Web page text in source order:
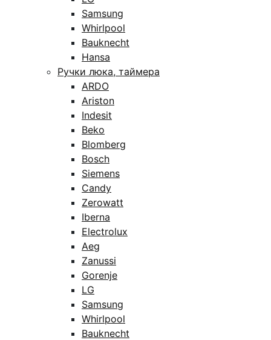
Samsung
Whirlpool
Bauknecht
Hansa
Ручки люка, таймера
ARDO
Ariston
Indesit
Beko
Blomberg
Bosch
Siemens
Candy
Zerowatt
Iberna
Electrolux
Aeg
Zanussi
Gorenje
LG
Samsung
Whirlpool
Bauknecht